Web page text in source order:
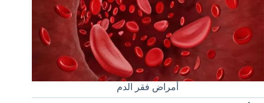
أمراض فقر الدم